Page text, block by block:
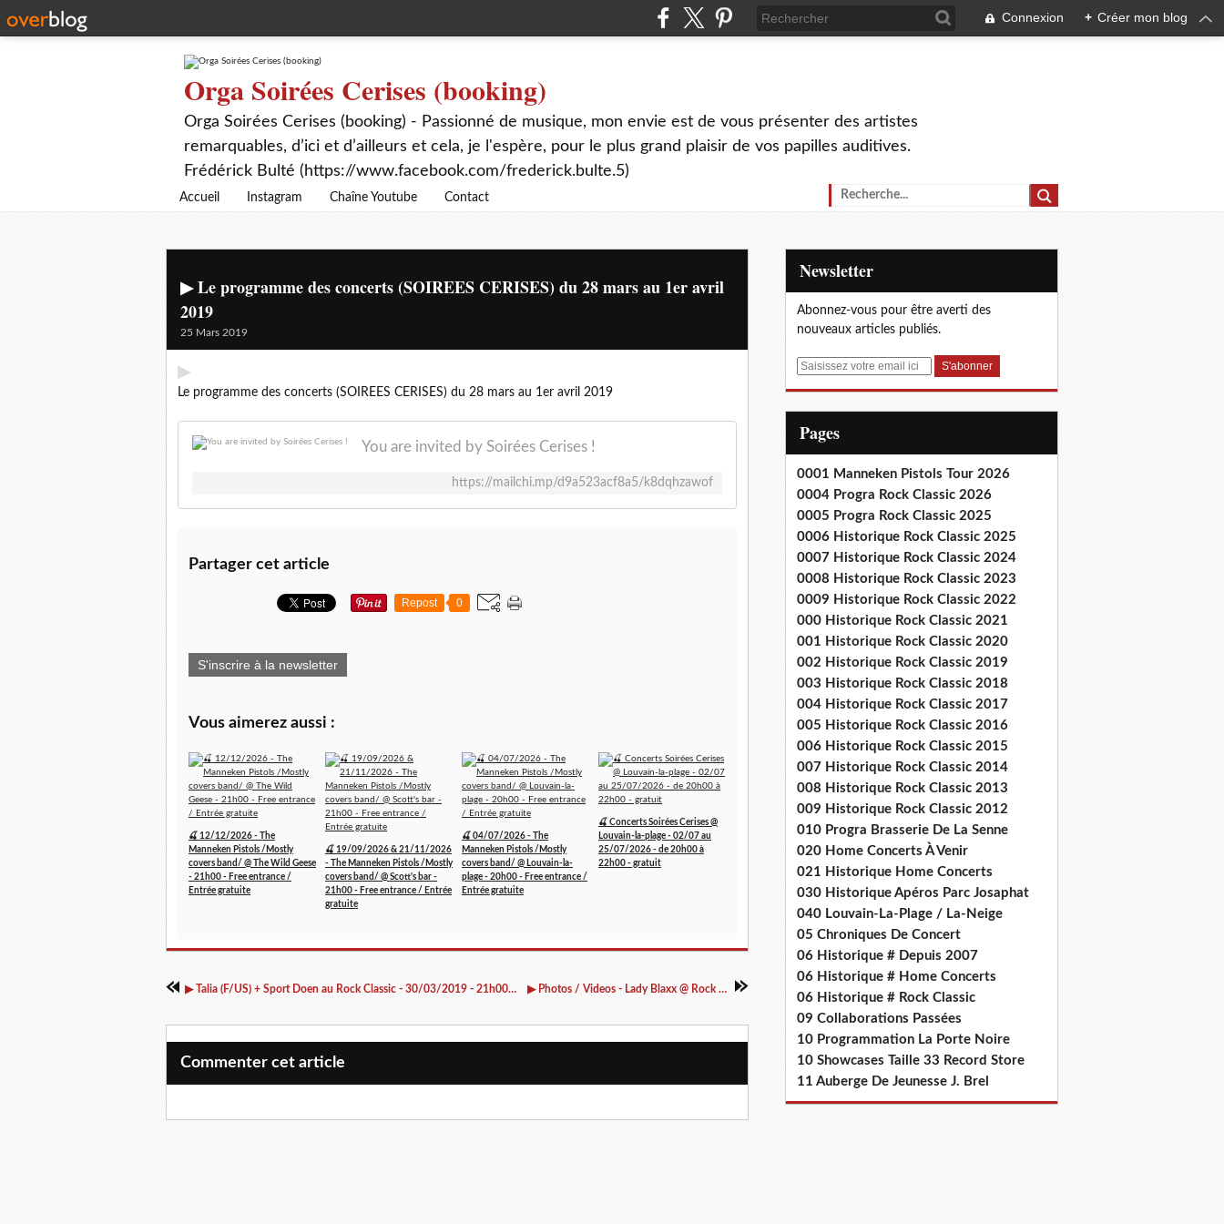
Connexion + Créer mon blog
Orga Soirées Cerises (booking)
Orga Soirées Cerises (booking) - Passionné de musique, mon envie est de vous présenter des artistes
remarquables, d’ici et d’ailleurs et cela, je l'espère, pour le plus grand plaisir de vos papilles auditives.
Frédérick Bulté (https://www.facebook.com/frederick.bulte.5)
Accueil Instagram Chaîne Youtube Contact
▶ Le programme des concerts (SOIREES CERISES) du 28 mars au 1er avril
2019
25 Mars 2019
▶
Le programme des concerts (SOIREES CERISES) du 28 mars au 1er avril 2019
You are invited by Soirées Cerises !
https://mailchi.mp/d9a523acf8a5/k8dqhzawof
Partager cet article
Repost 0
S'inscrire à la newsletter
Vous aimerez aussi :
🍒 12/12/2026 - The
Manneken Pistols /Mostly
covers band/ @ The Wild Geese
- 21h00 - Free entrance /
Entrée gratuite
🍒 19/09/2026 & 21/11/2026
- The Manneken Pistols /Mostly
covers band/ @ Scott's bar -
21h00 - Free entrance / Entrée
gratuite
🍒 04/07/2026 - The
Manneken Pistols /Mostly
covers band/ @ Louvain-la-
plage - 20h00 - Free entrance /
Entrée gratuite
🍒 Concerts Soirées Cerises @
Louvain-la-plage - 02/07 au
25/07/2026 - de 20h00 à
22h00 - gratuit
▶ Talia (F/US) + Sport Doen au Rock Classic - 30/03/2019 - 21h00 - Entrée gratuite / Free entrance ▶ Photos / Videos - Lady Blaxx @ Rock Classic - 23/03/2019
Commenter cet article
Newsletter
Abonnez-vous pour être averti des
nouveaux articles publiés.
E
Pages
0001 Manneken Pistols Tour 2026
0004 Progra Rock Classic 2026
0005 Progra Rock Classic 2025
0006 Historique Rock Classic 2025
0007 Historique Rock Classic 2024
0008 Historique Rock Classic 2023
0009 Historique Rock Classic 2022
000 Historique Rock Classic 2021
001 Historique Rock Classic 2020
002 Historique Rock Classic 2019
003 Historique Rock Classic 2018
004 Historique Rock Classic 2017
005 Historique Rock Classic 2016
006 Historique Rock Classic 2015
007 Historique Rock Classic 2014
008 Historique Rock Classic 2013
009 Historique Rock Classic 2012
010 Progra Brasserie De La Senne
020 Home Concerts À Venir
021 Historique Home Concerts
030 Historique Apéros Parc Josaphat
040 Louvain-La-Plage / La-Neige
05 Chroniques De Concert
06 Historique # Depuis 2007
06 Historique # Home Concerts
06 Historique # Rock Classic
09 Collaborations Passées
10 Programmation La Porte Noire
10 Showcases Taille 33 Record Store
11 Auberge De Jeunesse J. Brel